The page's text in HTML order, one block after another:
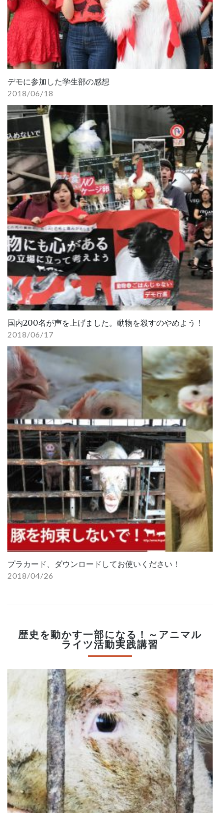
デモに参加した学生部の感想
2018/06/18
国内200名が声を上げました。動物を殺すのやめよう！
2018/06/17
プラカード、ダウンロードしてお使いください！
2018/04/26
歴史を動かす一部になる！～アニマル
ライツ活動実践講習